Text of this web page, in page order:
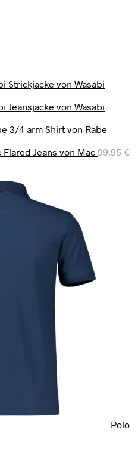
Strickjacke von Wasabi
Jeansjacke von Wasabi
3/4 arm Shirt von Rabe
Flared Jeans von Mac 99,95 €
Polo